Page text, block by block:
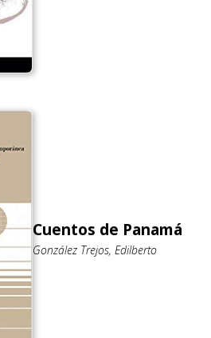
Cuentos de Panamá
González Trejos, Edilberto